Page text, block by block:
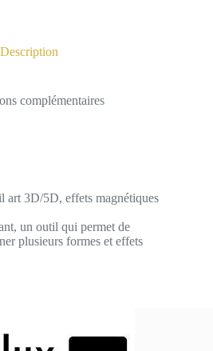
Description
complémentaires
art 3D/5D, effets magnétiques
un outil qui permet de
plusieurs formes et effets